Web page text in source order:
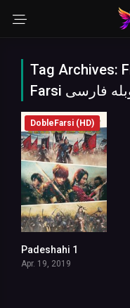
Tag Archives:
DobleFarsi (HD)
Padeshahi 1
Apr. 19, 2019